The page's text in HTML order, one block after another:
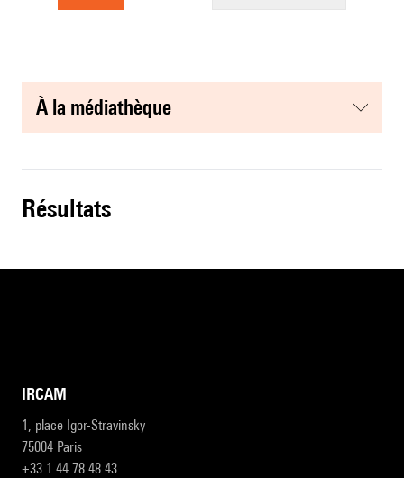
à la médiathèque
résultats
IRCAM
1, place Igor-Stravinsky
75004 Paris
+33 1 44 78 48 43